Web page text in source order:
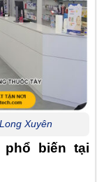
Xuyên
biến tại